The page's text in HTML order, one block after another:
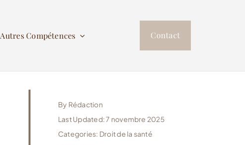
Autres Compétences Contact
By Rédaction
Last Updated: 7 novembre 2025
Categories: Droit de la santé